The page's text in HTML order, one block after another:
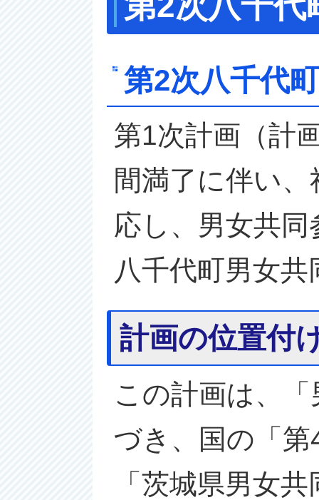
第2次八千代
第1次計画（計
間満了に伴い
応し、男女共
八千代町男女
計画の位置付
この計画は、
づき、国の「
「茨城県男女